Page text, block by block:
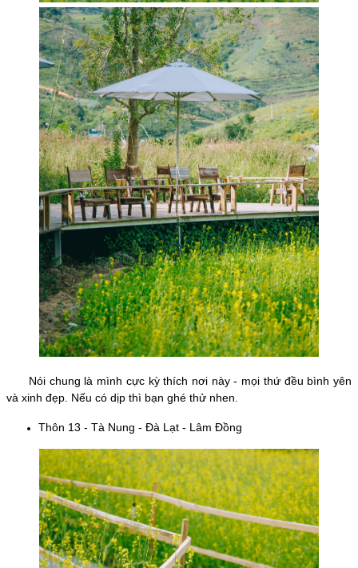
Nói chung là mình cực kỳ thích nơi này - mọi thứ đều bình yên
và xinh đẹp. Nếu có dịp thì bạn ghé thử nhen.
Thôn 13 - Tà Nung - Đà Lạt - Lâm Đồng